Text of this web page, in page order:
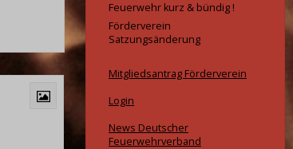
Feuerwehr kurz & bündig !
Förderverein
Satzungsänderung
Mitgliedsantrag Förderverein
Login
News Deutscher
Feuerwehrverband